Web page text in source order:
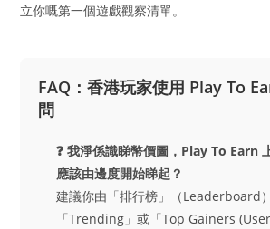
立你嘅第一個遊戲觀察清單。
FAQ：香港玩家使用 Play To
問
❓ 我淨係識睇幣價圖，Play To Earn
應該由邊度開始睇起？
建議你由「排行榜」（Leaderboard
「Trending」或「Top Gainers